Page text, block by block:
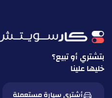
بتشتري أو تبيع؟
خليها علينا
أشتري سيارة مستعملة